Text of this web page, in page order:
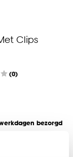
Clips
(0)
bezorgd
zijn